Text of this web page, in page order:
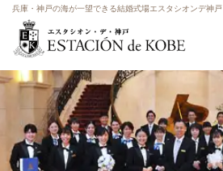
兵庫・神戸の海が一望できる結婚式場エスタシオンデ神戸